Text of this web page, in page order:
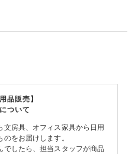
品販売】
ついて
文房具、オフィス家具から日用
をお届けします。
でしたら、担当スタッフが商品